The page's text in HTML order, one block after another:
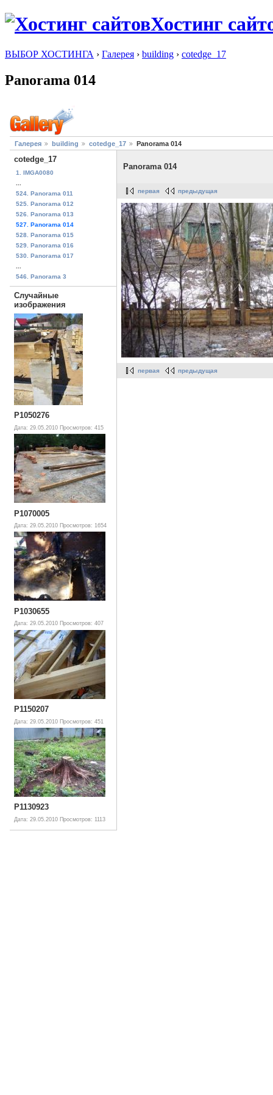
Хостинг
ВЫБОР ХОСТИНГА › Галерея › building › cotedge_17
Panorama 014
Галерея building cotedge_17 Panorama 014
cotedge_17
1. IMGA0080
...
524. Panorama 011
525. Panorama 012
526. Panorama 013
527. Panorama 014
528. Panorama 015
529. Panorama 016
530. Panorama 017
...
546. Panorama 3
Случайные
изображения
P1050276
Дата: 29.05.2010 Просмотров: 415
P1070005
Дата: 29.05.2010 Просмотров: 1654
P1030655
Дата: 29.05.2010 Просмотров: 407
P1150207
Дата: 29.05.2010 Просмотров: 451
P1130923
Дата: 29.05.2010 Просмотров: 1113
Panorama 014
первая предыдущая
первая предыдущая